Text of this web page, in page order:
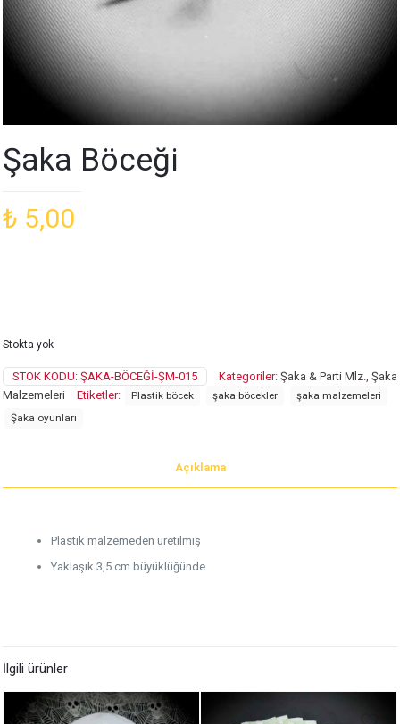
Şaka Böceği
₺ 5,00
Stokta yok
STOK KODU: ŞAKA-BÖCEĞI-ŞM-015 Kategoriler: Şaka & Parti Mlz. Şaka
Malzemeleri
Etiketler: Plastik böcek şaka böcekler
şaka malzemeleri
Şaka oyunları
Açıklama
Plastik malzemeden üretilmiş
Yaklaşık 3,5 cm büyüklüğünde
İlgili ürünler